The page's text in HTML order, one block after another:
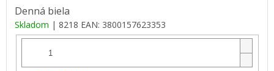
Denná biela
Skladom | 8218 EAN: 3800157623353